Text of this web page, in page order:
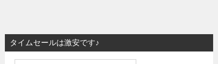
タイムセールは激安です♪